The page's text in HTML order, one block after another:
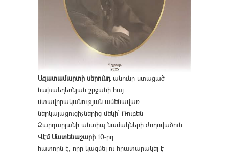
Ազատամարտի սերունդանունը ստացած
նախաեղեռնյան շրջանի հայ
մտավորականության ամենավառ
ներկայացուցիչներից մեկի՝ Ռուբեն
Զարդարյանի անտիպ նամակների ժողովածուն
Վէմ Մատենաշարի 10-րդ
հատորն է, որը կազմել ու հրատարակել է